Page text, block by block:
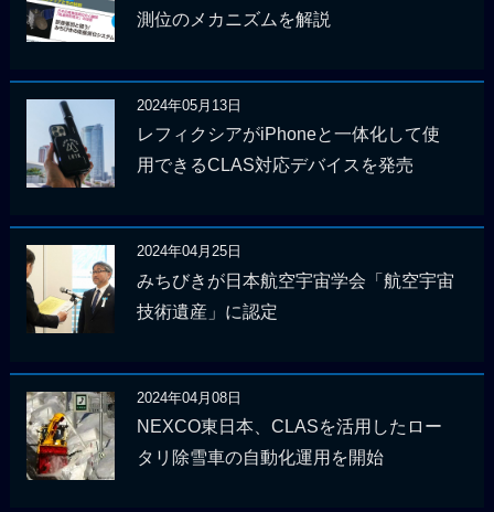
測位のメカニズムを解説
2024年05月13日
レフィクシアがiPhoneと一体化して使
用できるCLAS対応デバイスを発売
2024年04月25日
みちびきが日本航空宇宙学会「航空宇宙
技術遺産」に認定
2024年04月08日
NEXCO東日本、CLASを活用したロー
タリ除雪車の自動化運用を開始